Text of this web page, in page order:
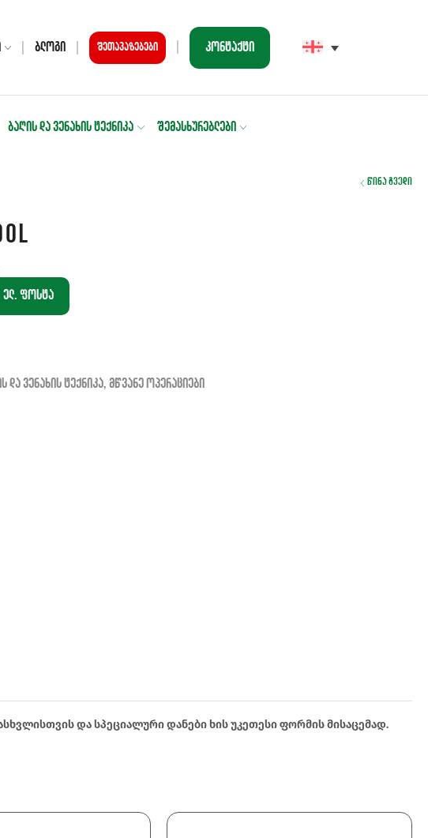
Ბლოგი შეთავაზებები კონტაქტი
ᲑᲐᲦᲘᲡ ᲓᲐ ᲕᲔᲜᲐᲮᲘᲡ ᲢᲔᲥᲜᲘᲙᲐ ᲨᲔᲛᲐᲡᲮᲣᲠᲔᲑᲚᲔᲑᲘ
წინა გვედი
ელ. ფოსტა
და ვენახის ტექნიკა, მწვანე ოპერაციები
და სპეციალური დანები ხის უკეთესი ფორმის მისაცემად.